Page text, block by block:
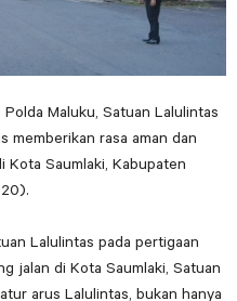
Maluku, Satuan Lalulintas
memberikan rasa aman dan
Kota Saumlaki, Kabupaten
Lalulintas pada pertigaan
jalan di Kota Saumlaki, Satuan
arus Lalulintas, bukan hanya